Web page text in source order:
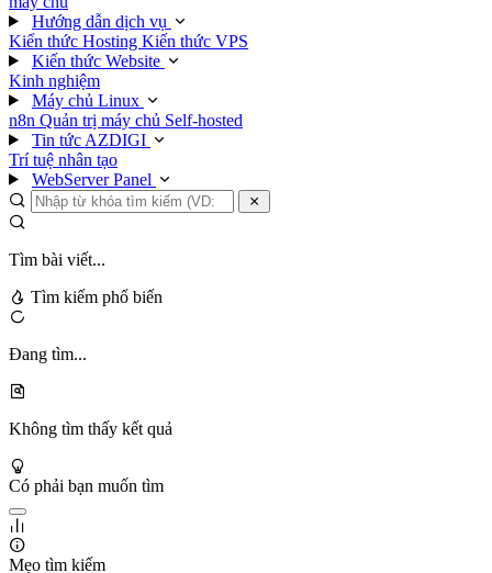
Hướng dẫn dịch vụ
Kiến thức Hosting Kiến thức VPS
Kiến thức Website
Kinh nghiệm
Máy chủ Linux
n8n Quản trị máy chủ Self-hosted
Tin tức AZDIGI
Trí tuệ nhân tạo
WebServer Panel
Tìm bài viết...
Tìm kiếm phổ biến
Đang tìm...
Không tìm thấy kết quả
Có phải bạn muốn tìm
Mẹo tìm kiếm